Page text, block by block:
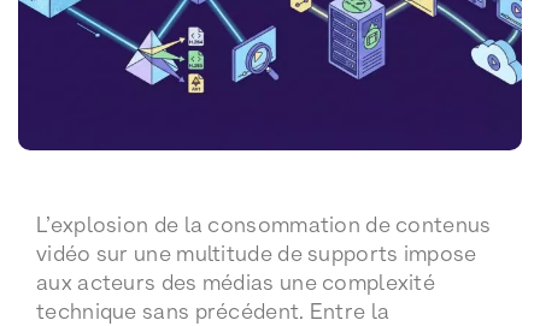
L’explosion de la consommation de contenus
vidéo sur une multitude de supports impose
aux acteurs des médias une complexité
technique sans précédent. Entre la